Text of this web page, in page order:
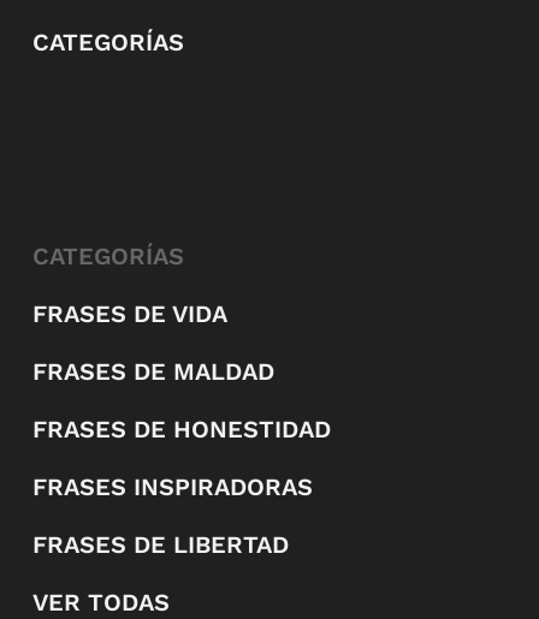
CATEGORÍAS
CATEGORÍAS
FRASES DE VIDA
FRASES DE MALDAD
FRASES DE HONESTIDAD
FRASES INSPIRADORAS
FRASES DE LIBERTAD
VER TODAS